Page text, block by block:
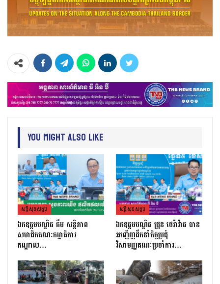
You Might Also Like
សន្តិសុខសង្គម
ឯកឧត្តមបណ្ឌិត គឹម សន្តិភាព
សមាជិកគណៈកម្មាធិការ
កណ្តាល…
សន្តិសុខសង្គម
ឯកឧត្តមបណ្ឌិត ជ្រុន ថេរ៉ាវ៉ាត បាន
អញ្ជើញដឹកនាំកិច្ចប្រជុំ
វិសាមញ្ញគណៈប្រចាំការ…